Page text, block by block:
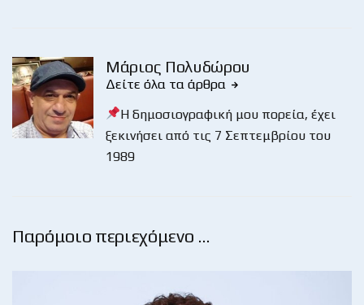
Μάριος Πολυδώρου
Δείτε όλα τα άρθρα
Η δημοσιογραφική μου πορεία, έχει
ξεκινήσει από τις 7 Σεπτεμβρίου του
1989
Παρόμοιο περιεχόμενο …